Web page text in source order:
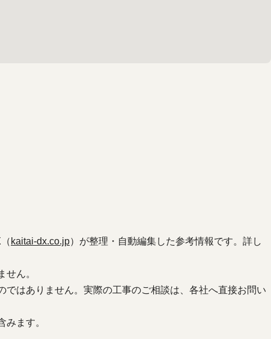
kaitai-dx.co.jp）が整理・自動編集した参考情報です。詳し
ん。
はありません。実際の工事のご相談は、各社へ直接お問い
ます。